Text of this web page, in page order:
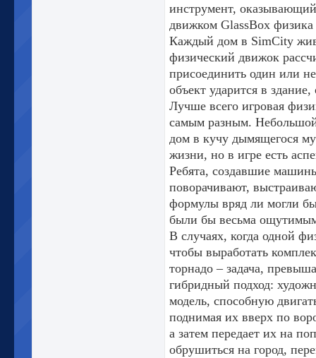
инструмент,
движком GlassBox физика
Каждый дом в SimCity
физический движок
присоединить один или
объект ударится в
Лучше всего игровая
самым разным. Небольшой
дом в кучу дымящегося
жизни, но в игре есть
Ребята, создавшие
поворачивают,
формулы вряд ли могли
были бы весьма
В случаях, когда одной
чтобы выработать
торнадо – задача,
гибридный подход:
модель, способную
поднимая их вверх по
а затем передает их на
обрушиться на город,